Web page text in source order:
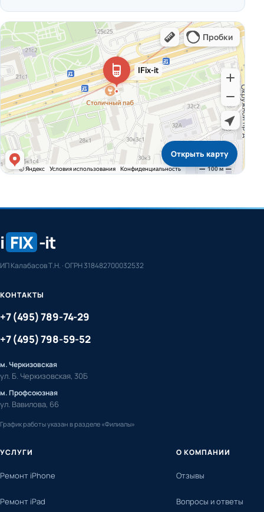
Открыть карту
i FIX -it
ИП Калабасов Т.Н. · ОГРН 318482700032532
УСЛУГИ
Ремонт iPhone
Ремонт iPad
О КОМПАНИИ
Отзывы
Вопросы и ответы
КОНТАКТЫ
+7 (495) 789-74-29
+7 (495) 798-59-52
м. Черкизовская
ул. Б. Черкизовская, 30Б
м. Профсоюзная
ул. Вавилова, 66
График работы указан в разделе «Филиалы»